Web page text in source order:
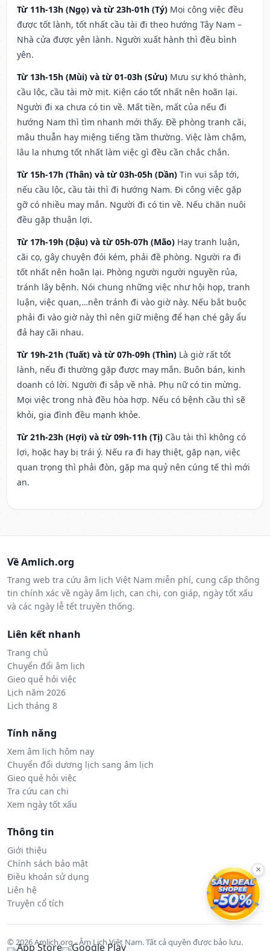
Từ 11h-13h (Ngọ) và từ 23h-01h (Tý) Mọi công việc đều
được tốt lành, tốt nhất cầu tài đi theo hướng Tây Nam –
Nhà cửa được yên lành. Người xuất hành thì đều bình
yên.
Từ 13h-15h (Mùi) và từ 01-03h (Sửu) Mưu sự khó thành,
cầu lộc, cầu tài mờ mịt. Kiện cáo tốt nhất nên hoãn lại.
Người đi xa chưa có tin về. Mất tiền, mất của nếu đi
hướng Nam thì tìm nhanh mới thấy. Đề phòng tranh cãi,
mâu thuẫn hay miệng tiếng tầm thường. Việc làm chậm,
lâu la nhưng tốt nhất làm việc gì đều cần chắc chắn.
Từ 15h-17h (Thân) và từ 03h-05h (Dần) Tin vui sắp tới,
nếu cầu lộc, cầu tài thì đi hướng Nam. Đi công việc gặp
gỡ có nhiều may mắn. Người đi có tin về. Nếu chăn nuôi
đều gặp thuận lợi.
Từ 17h-19h (Dậu) và từ 05h-07h (Mão) Hay tranh luận,
cãi cọ, gây chuyện đói kém, phải đề phòng. Người ra đi
tốt nhất nên hoãn lại. Phòng người người nguyền rủa,
tránh lây bệnh. Nói chung những việc như hội họp, tranh
luận, việc quan,…nên tránh đi vào giờ này. Nếu bắt buộc
phải đi vào giờ này thì nên giữ miệng để hạn ché gây ẩu
đả hay cãi nhau.
Từ 19h-21h (Tuất) và từ 07h-09h (Thìn) Là giờ rất tốt
lành, nếu đi thường gặp được may mắn. Buôn bán, kinh
doanh có lời. Người đi sắp về nhà. Phụ nữ có tin mừng.
Mọi việc trong nhà đều hòa hợp. Nếu có bệnh cầu thì sẽ
khỏi, gia đình đều mạnh khỏe.
Từ 21h-23h (Hợi) và từ 09h-11h (Tị) Cầu tài thì không có
lợi, hoặc hay bị trái ý. Nếu ra đi hay thiệt, gặp nạn, việc
quan trọng thì phải đòn, gặp ma quỷ nên cúng tế thì mới
an.
Về Amlich.org
Trang web tra cứu âm lịch Việt Nam miễn phí, cung cấp thông
tin chính xác về ngày âm lịch, can chi, con giáp, ngày tốt xấu
và các ngày lễ tết truyền thống.
Liên kết nhanh
Trang chủ
Chuyển đổi âm lịch
Gieo quẻ hỏi việc
Lịch năm 2026
Lịch tháng 8
Tính năng
Xem âm lịch hôm nay
Chuyển đổi dương lịch sang âm lịch
Gieo quẻ hỏi việc
Tra cứu can chi
Xem ngày tốt xấu
Thông tin
Giới thiệu
Chính sách bảo mật
Điều khoản sử dụng
Liên hệ
Truyện cổ tích
© 2026 Amlich.org - Âm Lịch Việt Nam. Tất cả quyền được bảo lưu.
×